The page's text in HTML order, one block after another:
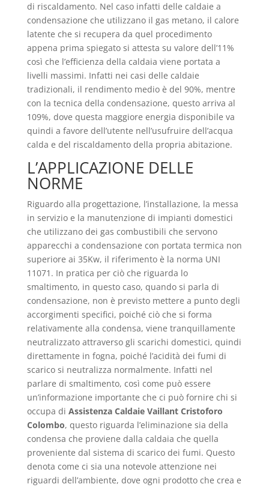
di riscaldamento. Nel caso infatti delle caldaie a
condensazione che utilizzano il gas metano, il calore
latente che si recupera da quel procedimento
appena prima spiegato si attesta su valore dell’11%
così che l’efficienza della caldaia viene portata a
livelli massimi. Infatti nei casi delle caldaie
tradizionali, il rendimento medio è del 90%, mentre
con la tecnica della condensazione, questo arriva al
109%, dove questa maggiore energia disponibile va
quindi a favore dell’utente nell’usufruire dell’acqua
calda e del riscaldamento della propria abitazione.
L’APPLICAZIONE DELLE
NORME
Riguardo alla progettazione, l’installazione, la messa
in servizio e la manutenzione di impianti domestici
che utilizzano dei gas combustibili che servono
apparecchi a condensazione con portata termica non
superiore ai 35Kw, il riferimento è la norma UNI
11071. In pratica per ciò che riguarda lo
smaltimento, in questo caso, quando si parla di
condensazione, non è previsto mettere a punto degli
accorgimenti specifici, poiché ciò che si forma
relativamente alla condensa, viene tranquillamente
neutralizzato attraverso gli scarichi domestici, quindi
direttamente in fogna, poiché l’acidità dei fumi di
scarico si neutralizza normalmente. Infatti nel
parlare di smaltimento, così come può essere
un’informazione importante che ci può fornire chi si
occupa di Assistenza Caldaie Vaillant Cristoforo
Colombo, questo riguarda l’eliminazione sia della
condensa che proviene dalla caldaia che quella
proveniente dal sistema di scarico dei fumi. Questo
denota come ci sia una notevole attenzione nei
riguardi dell’ambiente, dove ogni prodotto che crea e